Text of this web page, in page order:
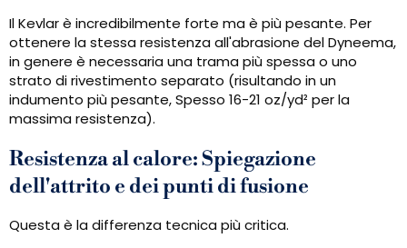
Il Kevlar è incredibilmente forte ma è più pesante. Per
ottenere la stessa resistenza all'abrasione del Dyneema,
in genere è necessaria una trama più spessa o uno
strato di rivestimento separato (risultando in un
indumento più pesante, Spesso 16-21 oz/yd² per la
massima resistenza).
Resistenza al calore: Spiegazione
dell'attrito e dei punti di fusione
Questa è la differenza tecnica più critica.